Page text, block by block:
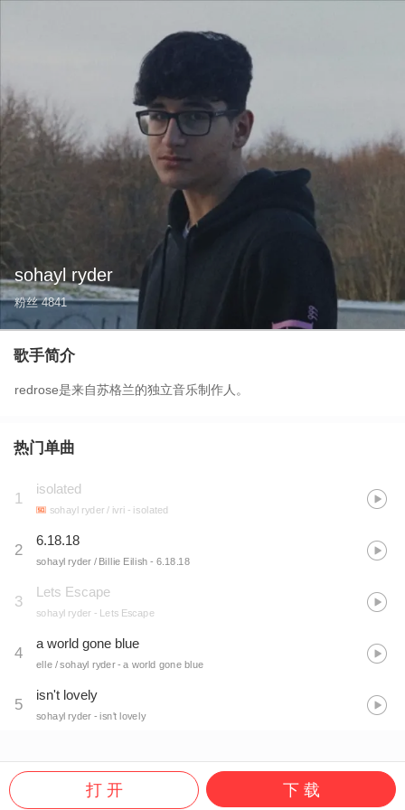
sohayl ryder
粉丝 4841
歌手简介
redrose是来自苏格兰的独立音乐制作人。
热门单曲
1
isolated
sohayl ryder / ivri - isolated
2
6.18.18
sohayl ryder / Billie Eilish - 6.18.18
3
Lets Escape
sohayl ryder - Lets Escape
4
a world gone blue
elle / sohayl ryder- a world gone blue
5
isn't lovely
sohayl ryder- isn't lovely
打 开 下 载